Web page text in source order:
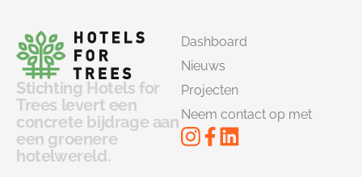
Stichting Hotels for
Trees levert een
concrete bijdrage aan
een groenere
hotelwereld.
Dashboard
Nieuws
Projecten
Neem contact op met